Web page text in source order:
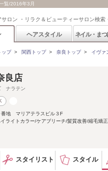
覧/2016年3月
サロン ・リラク＆ビューティーサロン検索
ヘアスタイル ネイル・ま
ップ> 関西トップ> 奈良トップ> イヴァ
良店
ナラテン
番地 マリアテラスビル３F
ライトカラー/ケアブリーチ/髪質改善/縮毛矯
スタイリスト スタイル